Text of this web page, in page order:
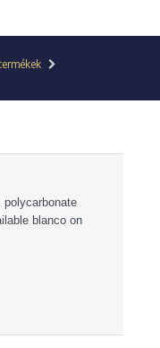
polycarbonate
blanco on